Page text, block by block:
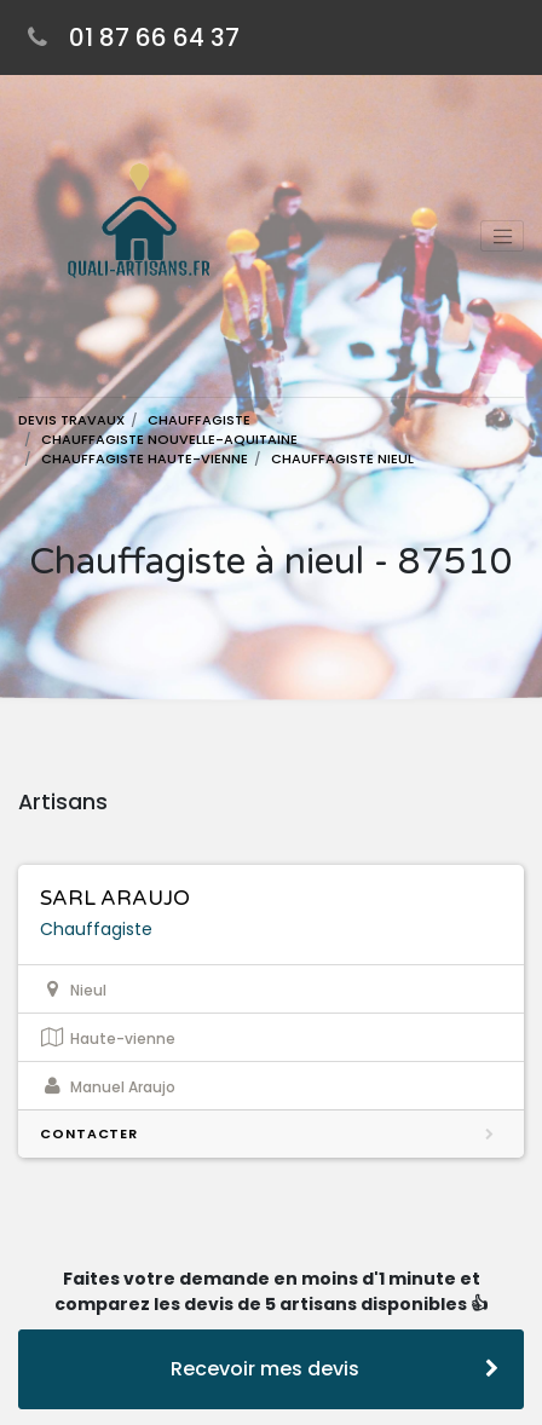
01 87 66 64 37
DEVIS TRAVAUX
CHAUFFAGISTE
CHAUFFAGISTE NOUVELLE-AQUITAINE
CHAUFFAGISTE HAUTE-VIENNE
CHAUFFAGISTE NIEUL
Chauffagiste à nieul - 87510
Artisans
SARL ARAUJO
Chauffagiste
Nieul
Haute-vienne
Manuel Araujo
CONTACTER
Faites votre demande en moins d'1 minute et
comparez les devis de 5 artisans disponibles 👍
Recevoir mes devis